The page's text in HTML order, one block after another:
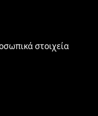
στοιχεία